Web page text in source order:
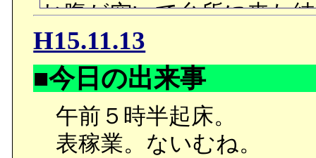
お腹が空いて台所に来た
人で一つしか無いカップ
が嫌いだと知りつつも和
いでは無いと言う音夢は
て和菓子を出していた現
いな振りをしていたのだ
H15.11.13
■今日の出来事
午前５時半起床。
表稼業。ないむね。